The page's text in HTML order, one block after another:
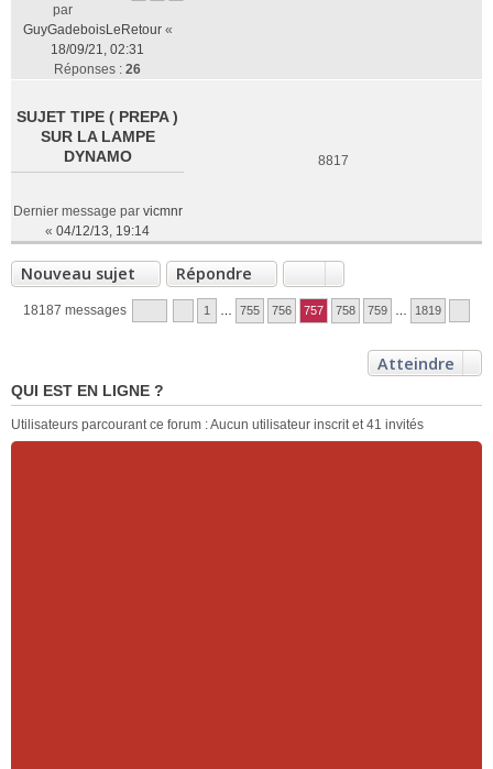
par
GuyGadeboisLeRetour«
18/09/21, 02:31
Réponses : 26
SUJET TIPE ( PREPA )
SUR LA LAMPE
DYNAMO
Dernier message par vicmnr
« 04/12/13, 19:14
8817
Nouveau sujet Répondre
18187 messages 1 755 756 757 758 759 1819
Atteindre
QUI EST EN LIGNE ?
Utilisateurs parcourant ce forum : Aucun utilisateur inscrit et 41 invités